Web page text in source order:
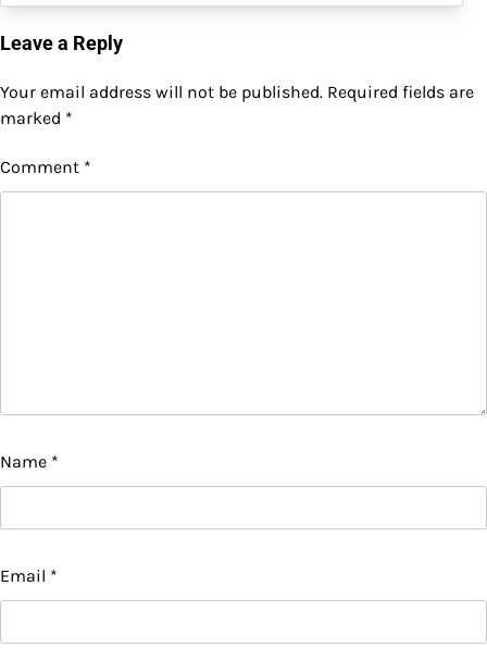
Leave a Reply
Your email address will not be published. Required fields are
marked *
Comment *
Name *
Email *